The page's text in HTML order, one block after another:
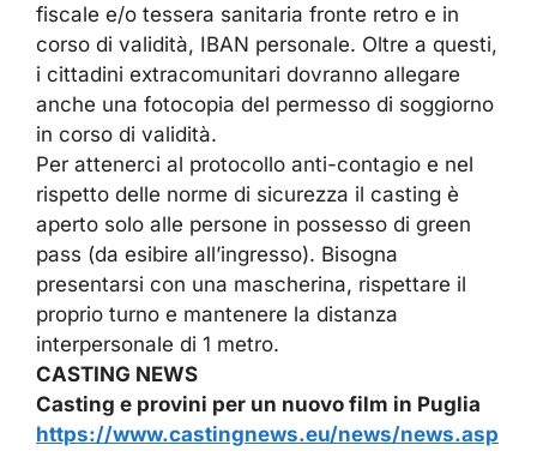
fiscale e/o tessera sanitaria fronte retro e in
corso di validità, IBAN personale. Oltre a questi,
i cittadini extracomunitari dovranno allegare
anche una fotocopia del permesso di soggiorno
in corso di validità.
Per attenerci al protocollo anti-contagio e nel
rispetto delle norme di sicurezza il casting è
aperto solo alle persone in possesso di green
pass (da esibire all’ingresso). Bisogna
presentarsi con una mascherina, rispettare il
proprio turno e mantenere la distanza
interpersonale di 1 metro.
CASTING NEWS
Casting e provini per un nuovo film in Puglia
https://www.castingnews.eu/news/news.asp